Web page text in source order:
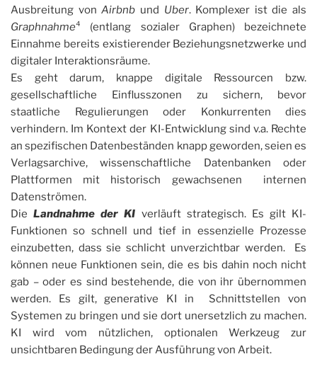
Ausbreitung vonAirbnb und Uber. Komplexer ist die als
Graphnahme⁴ (entlang sozialer Graphen) bezeichnete
Einnahme bereits existierender Beziehungsnetzwerke und
digitaler Interaktionsräume.
Es geht darum, knappe digitale Ressourcen bzw.
gesellschaftliche Einflusszonen zu sichern, bevor
staatliche Regulierungen oder Konkurrenten dies
verhindern. Im Kontext der KI-Entwicklung sind v.a. Rechte
an spezifischen Datenbeständen knapp geworden, seien es
Verlagsarchive, wissenschaftliche Datenbanken oder
Plattformen mit historisch gewachsenen internen
Datenströmen.
Die Landnahme der KI verläuft strategisch. Es gilt KI-
Funktionen so schnell und tief in essenzielle Prozesse
einzubetten, dass sie schlicht unverzichtbar werden. Es
können neue Funktionen sein, die es bis dahin noch nicht
gab – oder es sind bestehende, die von ihr übernommen
werden. Es gilt, generative KI in Schnittstellen von
Systemen zu bringen und sie dort unersetzlich zu machen.
KI wird vom nützlichen, optionalen Werkzeug zur
unsichtbaren Bedingung der Ausführung von Arbeit.